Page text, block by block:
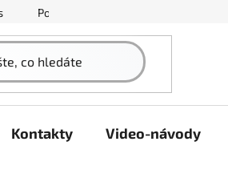
Podmínky ochrany osobních údajů
Kontakty Video-návody